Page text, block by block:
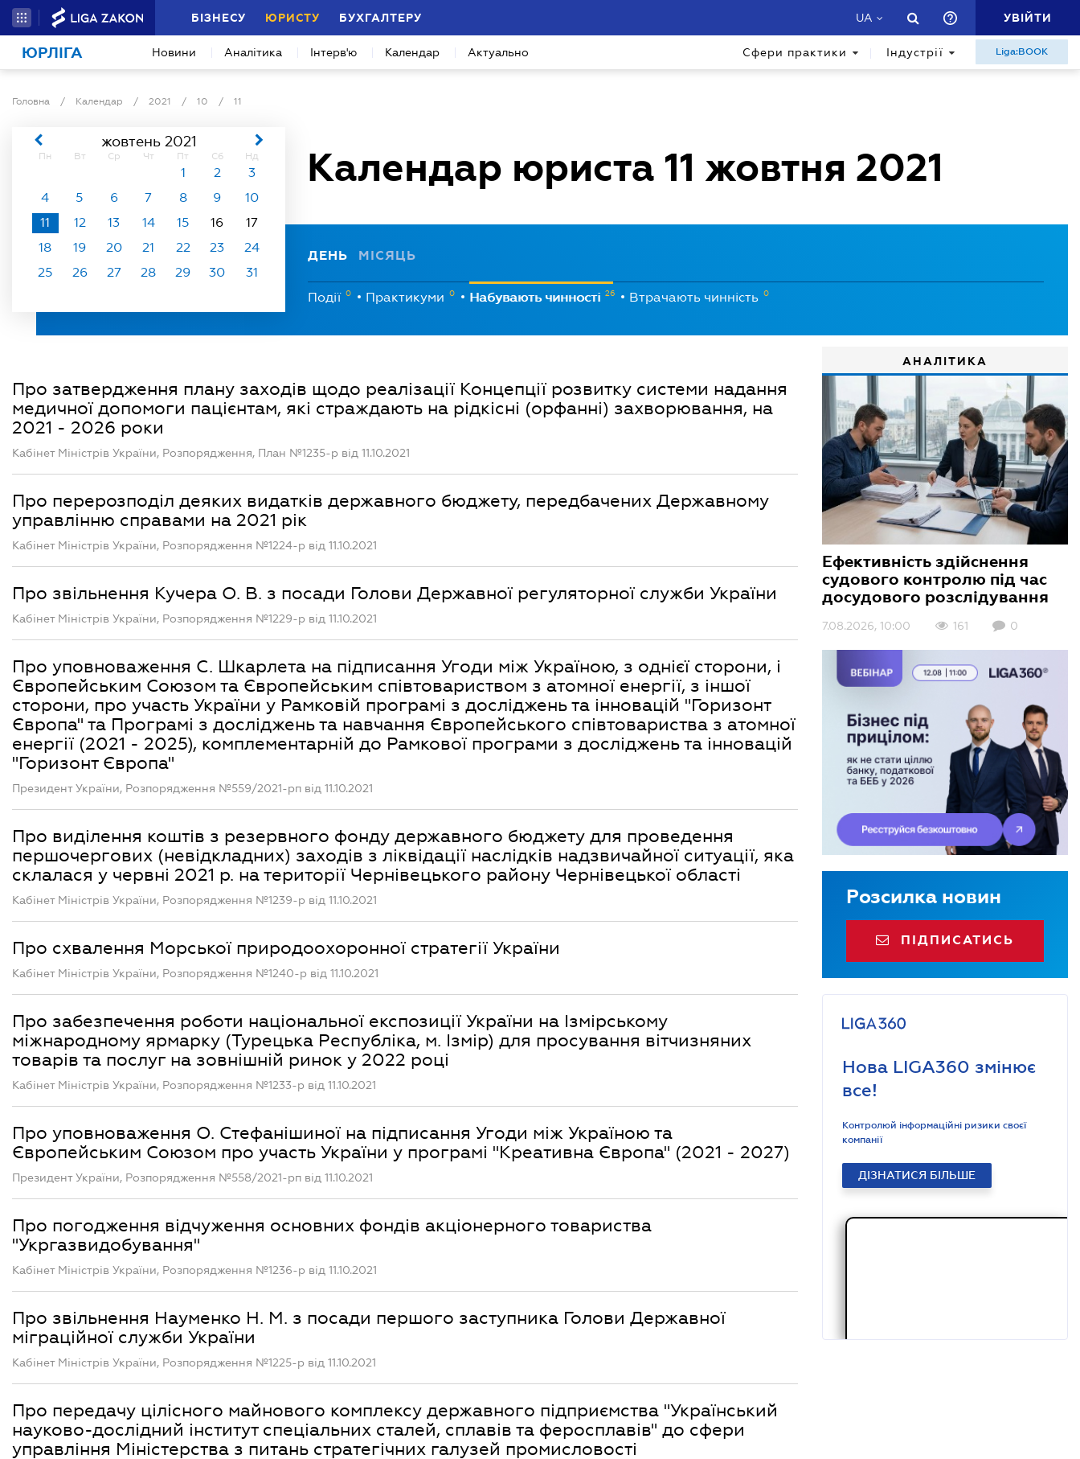
БІЗНЕСУ ЮРИСТУ БУХГАЛТЕРУ UA УВІЙТИ
ЮРЛІГА Новини Аналітика Інтерв'ю Календар Актуально Сфери практики Індустрії Liga:BOOK
Головна / Календар / 2021 / 10 / 11
Календар юриста 11 жовтня 2021
жовтень 2021
Пн Вт Ср Чт Пт Сб Нд
1 2
3
4
5 6 7 8 9
10
11
12 13 14 15 16
17
18
19 20 21 22 23
24
25
26 27 28 29 30 31
ДЕНЬ МІСЯЦЬ
Події 0 Практикуми 0 Набувають чинності 26 Втрачають чинність 0
Про затвердження плану заходів щодо реалізації Концепції розвитку системи надання
медичної допомоги пацієнтам, які страждають на рідкісні (орфанні) захворювання, на
2021 - 2026 роки
Кабінет Міністрів України, Розпорядження, План №1235-р від 11.10.2021
Про перерозподіл деяких видатків державного бюджету, передбачених Державному
управлінню справами на 2021 рік
Кабінет Міністрів України, Розпорядження №1224-р від 11.10.2021
Про звільнення Кучера О. В. з посади Голови Державної регуляторної служби України
Кабінет Міністрів України, Розпорядження №1229-р від 11.10.2021
Про уповноваження С. Шкарлета на підписання Угоди між Україною, з однієї сторони, і
Європейським Союзом та Європейським співтовариством з атомної енергії, з іншої
сторони, про участь України у Рамковій програмі з досліджень та інновацій "Горизонт
Європа" та Програмі з досліджень та навчання Європейського співтовариства з атомної
енергії (2021 - 2025), комплементарній до Рамкової програми з досліджень та інновацій
"Горизонт Європа"
Президент України, Розпорядження №559/2021-рп від 11.10.2021
Про виділення коштів з резервного фонду державного бюджету для проведення
першочергових (невідкладних) заходів з ліквідації наслідків надзвичайної ситуації, яка
склалася у червні 2021 р. на території Чернівецького району Чернівецької області
Кабінет Міністрів України, Розпорядження №1239-р від 11.10.2021
Про схвалення Морської природоохоронної стратегії України
Кабінет Міністрів України, Розпорядження №1240-р від 11.10.2021
Про забезпечення роботи національної експозиції України на Ізмірському
міжнародному ярмарку (Турецька Республіка, м. Ізмір) для просування вітчизняних
товарів та послуг на зовнішній ринок у 2022 році
Кабінет Міністрів України, Розпорядження №1233-р від 11.10.2021
Про уповноваження О. Стефанішиної на підписання Угоди між Україною та
Європейським Союзом про участь України у програмі "Креативна Європа" (2021 - 2027)
Президент України, Розпорядження №558/2021-рп від 11.10.2021
Про погодження відчуження основних фондів акціонерного товариства
"Укргазвидобування"
Кабінет Міністрів України, Розпорядження №1236-р від 11.10.2021
Про звільнення Науменко Н. М. з посади першого заступника Голови Державної
міграційної служби України
Кабінет Міністрів України, Розпорядження №1225-р від 11.10.2021
Про передачу цілісного майнового комплексу державного підприємства "Український
науково-дослідний інститут спеціальних сталей, сплавів та феросплавів" до сфери
управління Міністерства з питань стратегічних галузей промисловості
АНАЛІТИКА
Ефективність здійснення
судового контролю під час
досудового розслідування
7.08.2026, 10:00 161 0
Розсилка новин
ПІДПИСАТИСЬ
Нова LIGA360 змінює
все!
Контролюй інформаційні ризики своєї
компанії
ДІЗНАТИСЯ БІЛЬШЕ